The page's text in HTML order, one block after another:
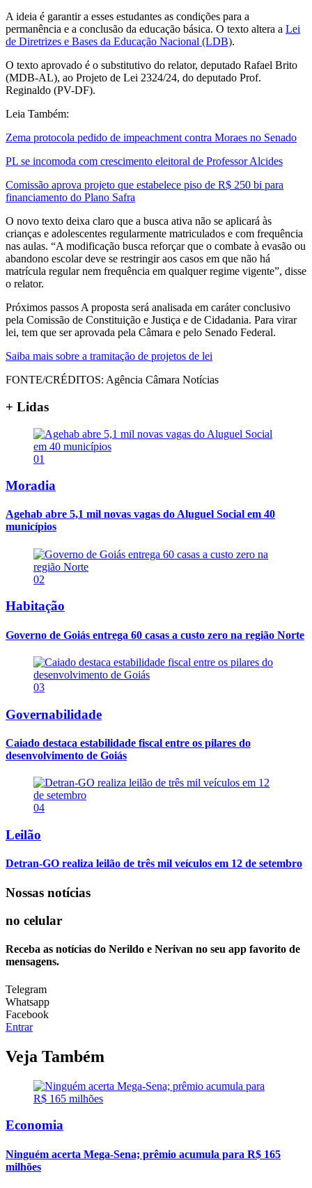
A ideia é garantir a esses estudantes as condições para a
permanência e a conclusão da educação básica. O texto altera a Lei
de Diretrizes e Bases da Educação Nacional (LDB).
O texto aprovado é o substitutivo do relator, deputado Rafael Brito
(MDB-AL), ao Projeto de Lei 2324/24, do deputado Prof.
Reginaldo (PV-DF).
Leia Também:
Zema protocola pedido de impeachment contra Moraes no Senado
PL se incomoda com crescimento eleitoral de Professor Alcides
Comissão aprova projeto que estabelece piso de R$ 250 bi para
financiamento do Plano Safra
O novo texto deixa claro que a busca ativa não se aplicará às
crianças e adolescentes regularmente matriculados e com frequência
nas aulas. “A modificação busca reforçar que o combate à evasão ou
abandono escolar deve se restringir aos casos em que não há
matrícula regular nem frequência em qualquer regime vigente”, disse
o relator.
Próximos passos A proposta será analisada em caráter conclusivo
pela Comissão de Constituição e Justiça e de Cidadania. Para virar
lei, tem que ser aprovada pela Câmara e pelo Senado Federal.
Saiba mais sobre a tramitação de projetos de lei
FONTE/CRÉDITOS: Agência Câmara Notícias
+ Lidas
01
Moradia
Agehab abre 5,1 mil novas vagas do Aluguel Social em 40
municípios
02
Habitação
Governo de Goiás entrega 60 casas a custo zero na região Norte
03
Governabilidade
Caiado destaca estabilidade fiscal entre os pilares do
desenvolvimento de Goiás
04
Leilão
Detran-GO realiza leilão de três mil veículos em 12 de setembro
Nossas notícias
no celular
Receba as notícias do Nerildo e Nerivan no seu app favorito de
mensagens.
Telegram
Whatsapp
Facebook
Entrar
Veja Também
Economia
Ninguém acerta Mega-Sena; prêmio acumula para R$ 165
milhões